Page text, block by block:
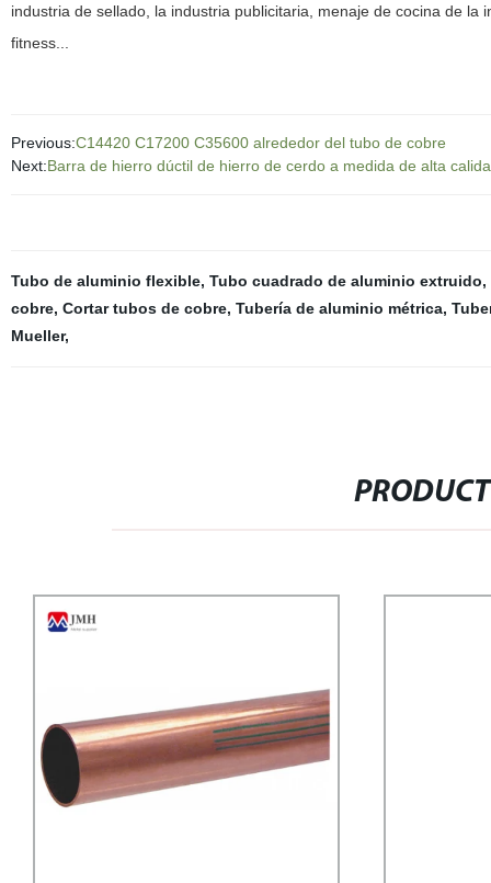
industria de sellado, la industria publicitaria, menaje de cocina de
fitness...
Previous:C14420 C17200 C35600 alrededor del tubo de cobre
Next:Barra de hierro dúctil de hierro de cerdo a medida de alta
Tubo de aluminio flexible, Tubo cuadrado de aluminio extruido,
cobre, Cortar tubos de cobre, Tubería de aluminio métrica,
Mueller,